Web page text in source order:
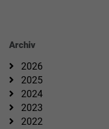
Archiv
2026
2025
2024
2023
2022